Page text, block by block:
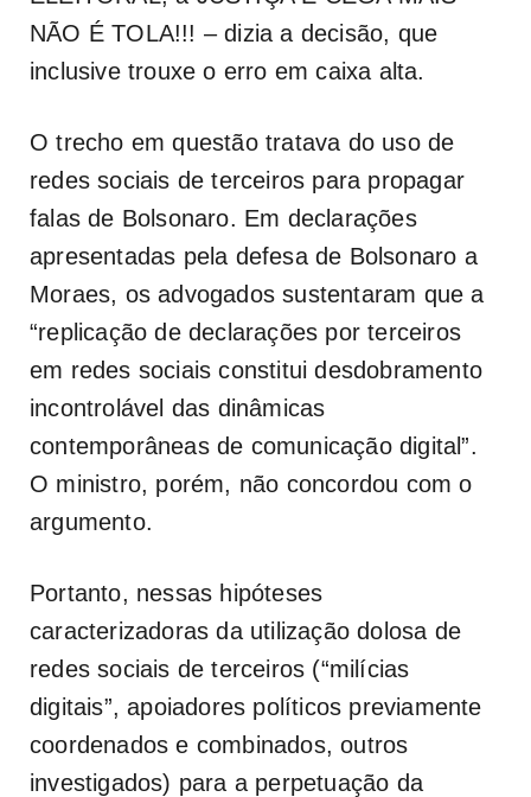
NÃO É TOLA!!! – dizia a decisão, que
inclusive trouxe o erro em caixa alta.
O trecho em questão tratava do uso de
redes sociais de terceiros para propagar
falas de Bolsonaro. Em declarações
apresentadas pela defesa de Bolsonaro a
Moraes, os advogados sustentaram que a
“replicação de declarações por terceiros
em redes sociais constitui desdobramento
incontrolável das dinâmicas
contemporâneas de comunicação digital”.
O ministro, porém, não concordou com o
argumento.
Portanto, nessas hipóteses
caracterizadoras da utilização dolosa de
redes sociais de terceiros (“milícias
digitais”, apoiadores políticos previamente
coordenados e combinados, outros
investigados) para a perpetuação da